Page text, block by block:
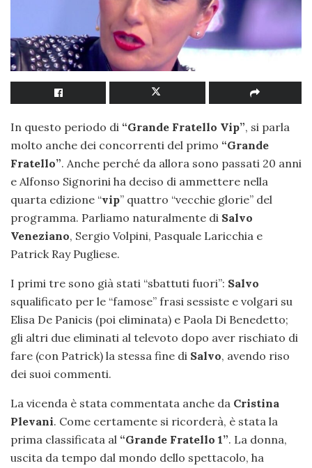
In questo periodo di “Grande Fratello Vip”, si parla
molto anche dei concorrenti del primo “Grande
Fratello”. Anche perché da allora sono passati 20 anni
e Alfonso Signorini ha deciso di ammettere nella
quarta edizione “vip” quattro “vecchie glorie” del
programma. Parliamo naturalmente di Salvo
Veneziano, Sergio Volpini, Pasquale Laricchia e
Patrick Ray Pugliese.
I primi tre sono già stati “sbattuti fuori”: Salvo
squalificato per le “famose” frasi sessiste e volgari su
Elisa De Panicis (poi eliminata) e Paola Di Benedetto;
gli altri due eliminati al televoto dopo aver rischiato di
fare (con Patrick) la stessa fine di Salvo, avendo riso
dei suoi commenti.
La vicenda è stata commentata anche da Cristina
Plevani. Come certamente si ricorderà, è stata la
prima classificata al “Grande Fratello 1”. La donna,
uscita da tempo dal mondo dello spettacolo, ha